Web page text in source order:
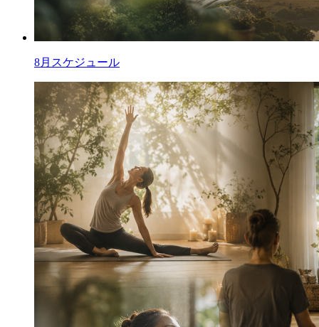
8月スケジュール